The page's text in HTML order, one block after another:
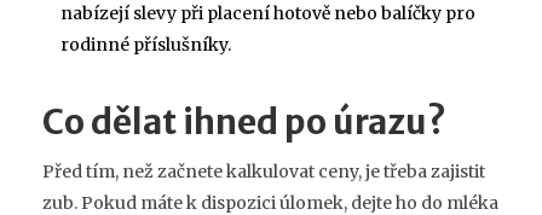
nabízejí slevy při placení hotově nebo balíčky pro
rodinné příslušníky.
Co dělat ihned po úrazu?
Před tím, než začnete kalkulovat ceny, je třeba zajistit
zub. Pokud máte k dispozici úlomek, dejte ho do mléka